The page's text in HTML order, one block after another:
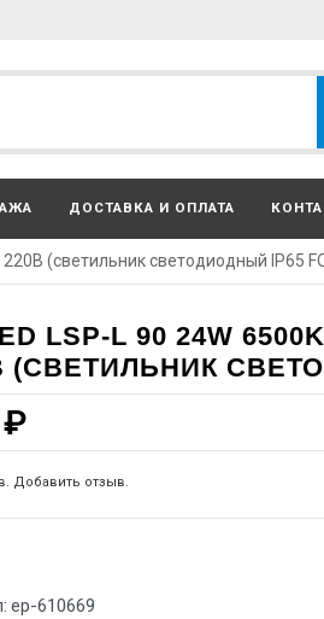
ДОСТАВКА И ОПЛАТА
(светильник светодиодный IP65
LSP-L 90 24W
(СВЕТИЛЬНИК
₽
Добавить отзыв.
ep-610669